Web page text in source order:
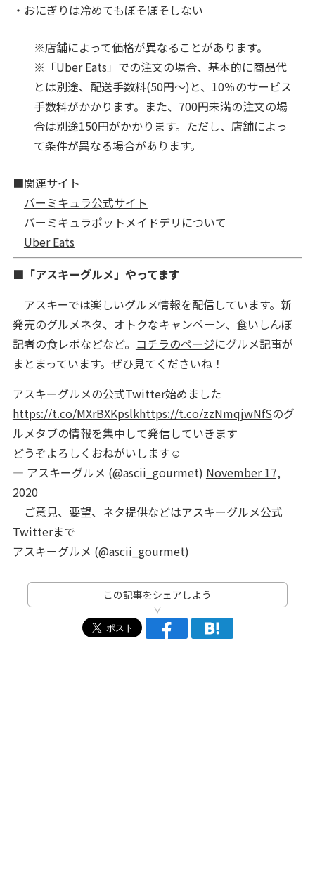
・おにぎりは冷めてもぼそぼそしない
※店舗によって価格が異なることがあります。
※「Uber Eats」での注文の場合、基本的に商品代
とは別途、配送手数料(50円～)と、10％のサービス
手数料がかかります。また、700円未満の注文の場
合は別途150円がかかります。ただし、店舗によっ
て条件が異なる場合があります。
■関連サイト
バーミキュラ公式サイト
バーミキュラポットメイドデリについて
Uber Eats
■「アスキーグルメ」やってます
アスキーでは楽しいグルメ情報を配信しています。新
発売のグルメネタ、オトクなキャンペーン、食いしんぼ
記者の食レポなどなど。 コチラのページにグルメ記事が
まとまっています。ぜひ見てくださいね！
アスキーグルメの公式Twitter始めました
https://t.co/MXrBXKpslkhttps://t.co/zzNmqjwNfSのグ
ルメタブの情報を集中して発信していきます
どうぞよろしくおねがいします☺️
— アスキーグルメ (@ascii_gourmet) November 17,
2020
ご意見、要望、ネタ提供などはアスキーグルメ公式
Twitterまで
アスキーグルメ (@ascii_gourmet)
この記事をシェアしよう